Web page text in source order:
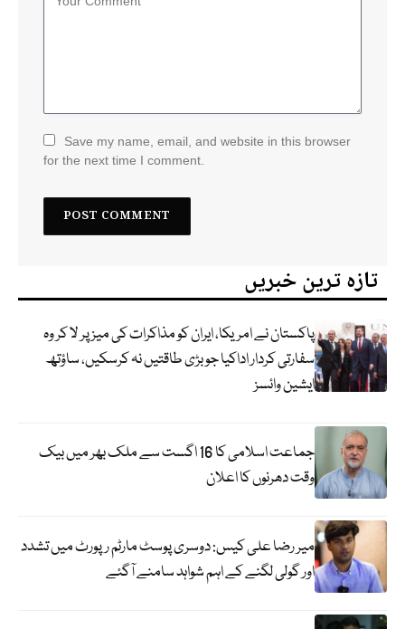
Save my name, email, and website in this browser
for the next time I comment.
تازہ ترین خبریں
پاکستان نے امریکا، ایران کو مذاکرات کی میز پر لا کر وہ
سفارتی کردار اداکیا جو بڑی طاقتیں نہ کرسکیں، ساؤتھ
ایشین وائسز
جماعت اسلامی کا 16 اگست سے ملک بھر میں بیک
وقت دھرنوں کا اعلان
میر رضا علی کیس: دوسری پوسٹ مارٹم رپورٹ میں تشدد
اور گولی لگنے کے اہم شواہد سامنے آگئے